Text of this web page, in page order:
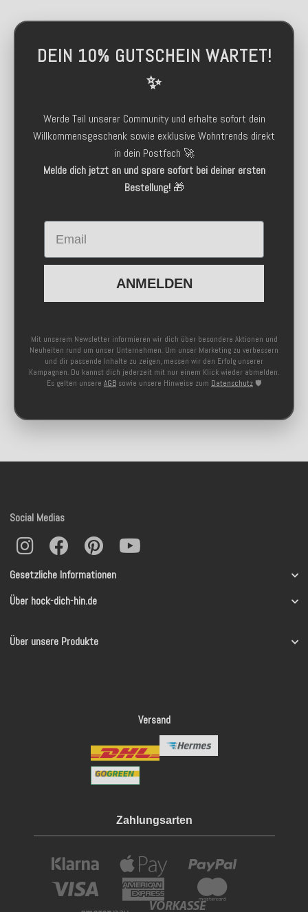
DEIN 10% GUTSCHEIN WARTET!
✨
Werde Teil unserer Community und erhalte sofort dein
Willkommensgeschenk sowie exklusive Wohntrends direkt
in dein Postfach 🚀
Melde dich jetzt an und spare sofort bei deiner ersten
Bestellung!🎁
Email
ANMELDEN
Mit unserem Newsletter informieren wir dich über besondere Aktionen und
Neuheiten rund um unser Unternehmen. Um unser Marketing zu verbessern
und dir passende Inhalte zu zeigen, messen wir den Erfolg unserer
Kampagnen. Du kannst dich jederzeit mit nur einem Klick wieder abmelden.
Es gelten unsere AGB sowie unsere Hinweise zum Datenschutz 🛡️
Gesetzliche Informationen
Über hock-dich-hin.de
Über unsere Produkte
Social Medias
Versand
Zahlungsarten